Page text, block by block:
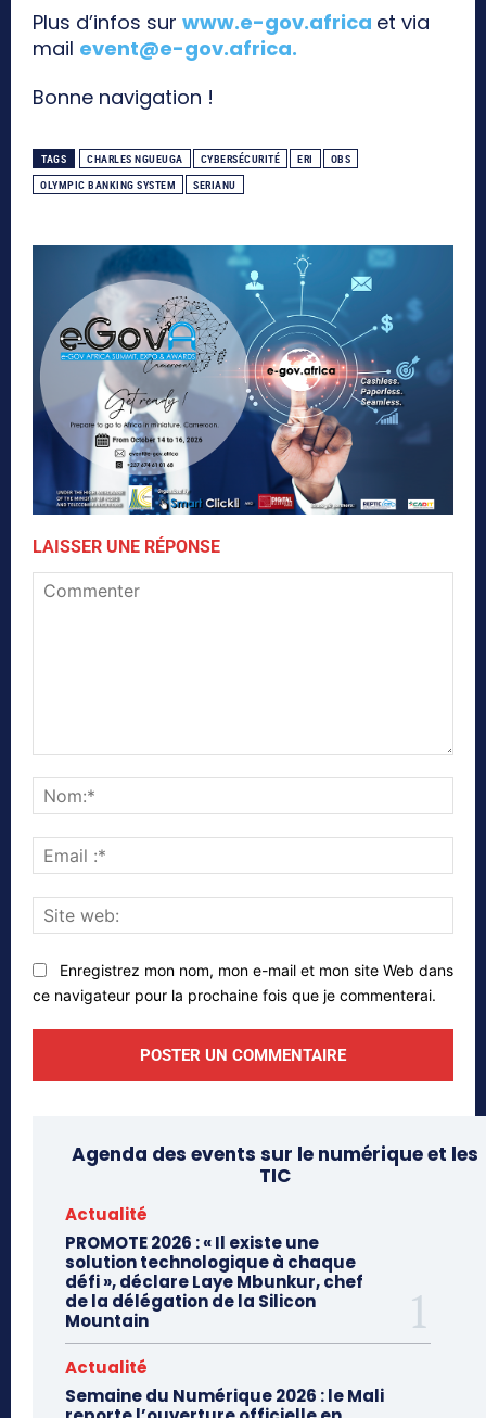
Plus d’infos sur www.e-gov.africa et via
mail event@e-gov.africa.
Bonne navigation !
TAGS CHARLES NGUEUGA CYBERSÉCURITÉ ERI OBS
OLYMPIC BANKING SYSTEM SERIANU
LAISSER UNE RÉPONSE
:*
web:
Enregistrez mon nom, mon e-mail et mon site Web dans
ce navigateur pour la prochaine fois que je commenterai.
Agenda des events sur le numérique et les
TIC
Actualité
PROMOTE 2026 : « Il existe une
solution technologique à chaque
défi », déclare Laye Mbunkur, chef
de la délégation de la Silicon
Mountain
Actualité
Semaine du Numérique 2026 : le Mali